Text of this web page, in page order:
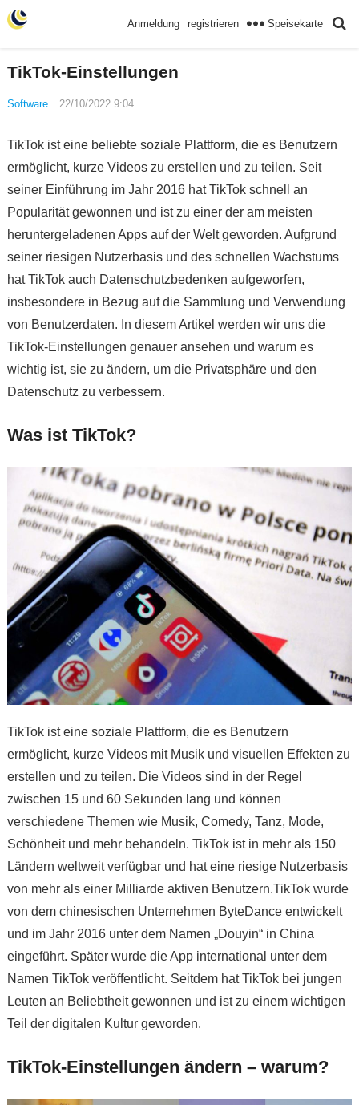
Anmeldung registrieren Speisekarte
TikTok-Einstellungen
Software 22/10/2022 9:04
TikTok ist eine beliebte soziale Plattform, die es Benutzern
ermöglicht, kurze Videos zu erstellen und zu teilen. Seit
seiner Einführung im Jahr 2016 hat TikTok schnell an
Popularität gewonnen und ist zu einer der am meisten
heruntergeladenen Apps auf der Welt geworden. Aufgrund
seiner riesigen Nutzerbasis und des schnellen Wachstums
hat TikTok auch Datenschutzbedenken aufgeworfen,
insbesondere in Bezug auf die Sammlung und Verwendung
von Benutzerdaten. In diesem Artikel werden wir uns die
TikTok-Einstellungen genauer ansehen und warum es
wichtig ist, sie zu ändern, um die Privatsphäre und den
Datenschutz zu verbessern.
Was ist TikTok?
TikTok ist eine soziale Plattform, die es Benutzern
ermöglicht, kurze Videos mit Musik und visuellen Effekten zu
erstellen und zu teilen. Die Videos sind in der Regel
zwischen 15 und 60 Sekunden lang und können
verschiedene Themen wie Musik, Comedy, Tanz, Mode,
Schönheit und mehr behandeln. TikTok ist in mehr als 150
Ländern weltweit verfügbar und hat eine riesige Nutzerbasis
von mehr als einer Milliarde aktiven Benutzern.TikTok wurde
von dem chinesischen Unternehmen ByteDance entwickelt
und im Jahr 2016 unter dem Namen „Douyin“ in China
eingeführt. Später wurde die App international unter dem
Namen TikTok veröffentlicht. Seitdem hat TikTok bei jungen
Leuten an Beliebtheit gewonnen und ist zu einem wichtigen
Teil der digitalen Kultur geworden.
TikTok-Einstellungen ändern – warum?